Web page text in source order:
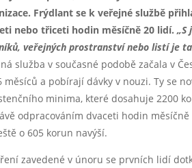
Frýdlant se k veřejné službě
nebo třiceti hodin měsíčně 20 lidí.„S
veřejných prostranství nebo listí je
služba v současné podobě začala v
měsíců a pobírají dávky v nouzi. Ty se
minima, které dosahuje 2200
odpracováním dvaceti hodin
o 605 korun navýší.
zavedené v únoru se prvních lidí